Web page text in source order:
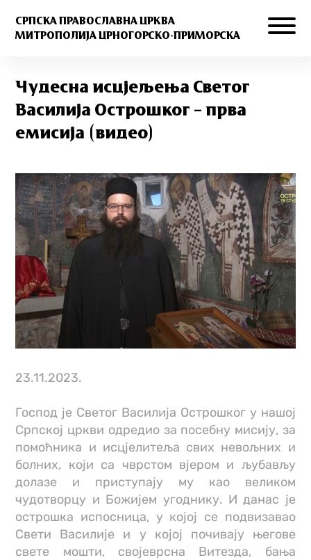
СРПСКА ПРАВОСЛАВНА ЦРКВА
МИТРОПОЛИЈА ЦРНОГОРСКО-ПРИМОРСКА
Чудесна исцјељења Светог
Василија Острошког – прва
емисија (видео)
23.11.2023.
Господ је Светог Василија Острошког у нашој
Српској цркви одредио за посебну мисију, за
помоћника и исцјелитеља свих невољних и
болних, који са чврстом вјером и љубављу
долазе и приступају му као великом
чудотворцу и Божијем угоднику. И данас је
острошка испосница, у којој се подвизавао
Свети Василије и у којој почивају његове
свете мошти, својеврсна Витезда, бања